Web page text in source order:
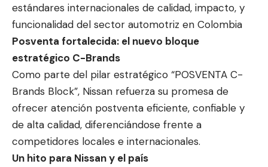
estándares internacionales de calidad, impacto, y
funcionalidad del sector automotriz en Colombia
Posventa fortalecida: el nuevo bloque
estratégico C-Brands
Como parte del pilar estratégico “POSVENTA C-
Brands Block”, Nissan refuerza su promesa de
ofrecer atención postventa eficiente, confiable y
de alta calidad, diferenciándose frente a
competidores locales e internacionales.
Un hito para Nissan y el país